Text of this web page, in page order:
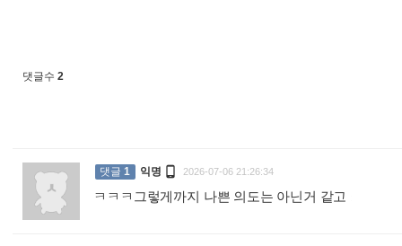
댓글수 2
댓글 1 익명  2026-07-06 21:26:34
ㅋㅋㅋ그렇게까지 나쁜 의도는 아닌거 같고